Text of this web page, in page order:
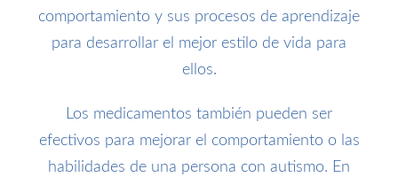
comportamiento y sus procesos de aprendizaje
para desarrollar el mejor estilo de vida para
ellos.
Los medicamentos también pueden ser
efectivos para mejorar el comportamiento o las
habilidades de una persona con autismo. En